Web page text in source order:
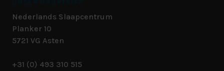
Nederlands Slaapcentrum
Planker 10
5721 VG Asten
+31 (0) 493 310 515